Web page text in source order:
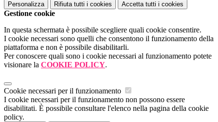
Personalizza Rifiuta tutti i cookies Accetta tutti i cookies
Gestione cookie
In questa schermata è possibile scegliere quali cookie consentire.
I cookie necessari sono quelli che consentono il funzionamento della
piattaforma e non è possibile disabilitarli.
Per conoscere quali sono i cookie necessari al funzionamento potete
visionare la COOKIE POLICY.
Cookie necessari per il funzionamento
I cookie necessari per il funzionamento non possono essere
disabilitati. È possibile consultare l'elenco nella pagina della cookie
policy.